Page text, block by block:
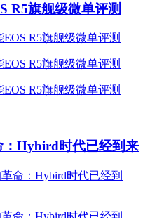
R5旗舰级微单评测
：Hybird时代已经到来